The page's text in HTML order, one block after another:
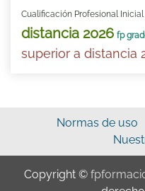
Cualificación Profesional Inicial
distancia 2026 fp
superior a distancia
Normas de uso
Copyright ©